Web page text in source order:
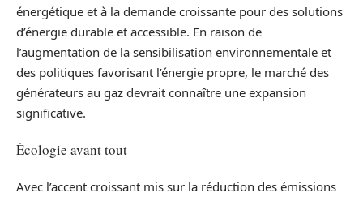
énergétique et à la demande croissante pour des solutions
d’énergie durable et accessible. En raison de
l’augmentation de la sensibilisation environnementale et
des politiques favorisant l’énergie propre, le marché des
générateurs au gaz devrait connaître une expansion
significative.
Écologie avant tout
Avec l’accent croissant mis sur la réduction des émissions